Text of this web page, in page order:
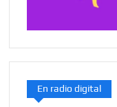
En radio digital